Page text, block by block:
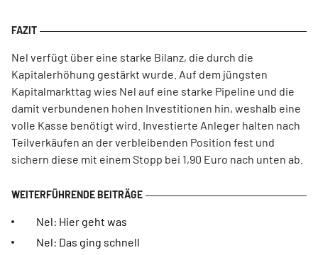
Nel verfügt über eine starke Bilanz, die durch die
Kapitalerhöhung gestärkt wurde. Auf dem jüngsten
Kapitalmarkttag wies Nel auf eine starke Pipeline und die
damit verbundenen hohen Investitionen hin, weshalb eine
volle Kasse benötigt wird. Investierte Anleger halten nach
Teilverkäufen an der verbleibenden Position fest und
sichern diese mit einem Stopp bei 1,90 Euro nach unten ab.
Nel: Hier geht was
Nel: Das ging schnell